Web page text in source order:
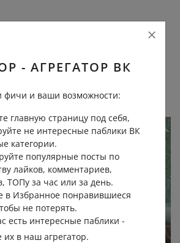
Новороссии
- АГРЕГАТОР ВК
и ваши возможности:
главную страницу под себя,
не интересные паблики ВК
категории.
популярные посты по
лайков, комментариев,
ТОПу за час или за день.
в Избранное понравившиеся
не потерять.
есть интересные паблики -
их в наш агрегатор.